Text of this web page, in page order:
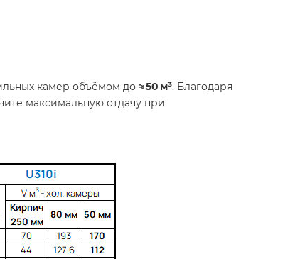
камер объёмом до ≈ 50 м³. Благодаря
максимальную отдачу при